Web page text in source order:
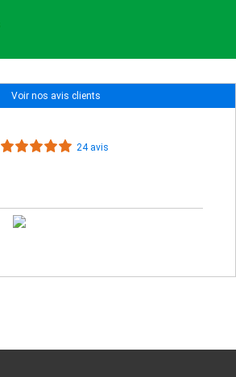
Voir nos avis clients
24 avis